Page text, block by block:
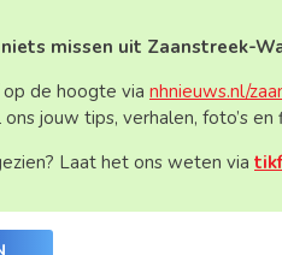
missen uit Zaanstreek-
de hoogte via nhnieuws.nl/
ons jouw tips, verhalen, foto’s en
Laat het ons weten via